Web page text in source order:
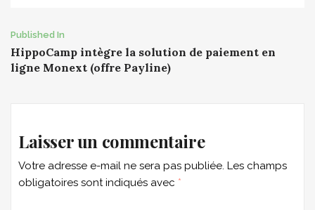
Post
navigation
Published In
HippoCamp intègre la solution de paiement en
ligne Monext (offre Payline)
Laisser un commentaire
Votre adresse e-mail ne sera pas publiée. Les champs
obligatoires sont indiqués avec *